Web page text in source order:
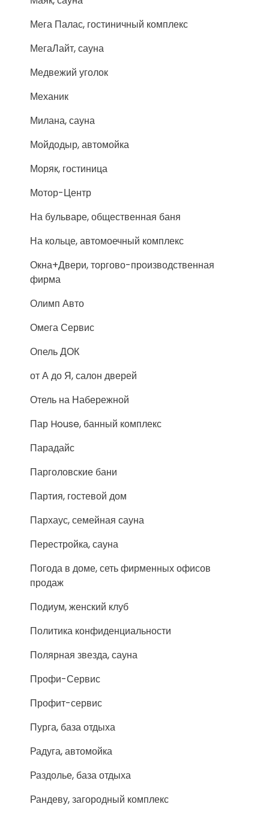
Мега Палас, гостиничный комплекс
МегаЛайт, сауна
Медвежий уголок
Механик
Милана, сауна
Мойдодыр, автомойка
Моряк, гостиница
Мотор-Центр
На бульваре, общественная баня
На кольце, автомоечный комплекс
Окна+Двери, торгово-производственная
фирма
Олимп Авто
Омега Сервис
Опель ДОК
от А до Я, салон дверей
Отель на Набережной
Пар House, банный комплекс
Парадайс
Парголовские бани
Партия, гостевой дом
Пархаус, семейная сауна
Перестройка, сауна
Погода в доме, сеть фирменных офисов
продаж
Подиум, женский клуб
Политика конфиденциальности
Полярная звезда, сауна
Профи-Сервис
Профит-сервис
Пурга, база отдыха
Радуга, автомойка
Раздолье, база отдыха
Рандеву, загородный комплекс